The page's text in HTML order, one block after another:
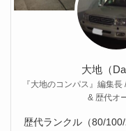
大地（
『大地のコンパス』編集
& 歴代オ
歴代ランクル（80/